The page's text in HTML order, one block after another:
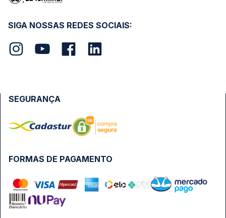
SIGA NOSSAS REDES SOCIAIS:
FORMAS DE PAGAMENTO
SEGURANÇA